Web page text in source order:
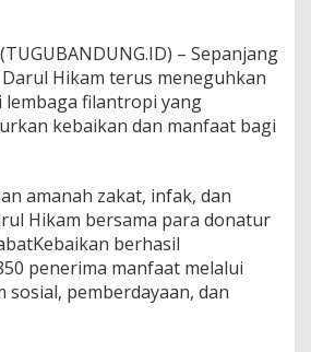
– Sepanjang
Hikam terus meneguhkan
lembaga filantropi yang
kebaikan dan manfaat bagi
amanah zakat, infak, dan
Hikam bersama para donatur
berhasil
penerima manfaat melalui
pemberdayaan, dan